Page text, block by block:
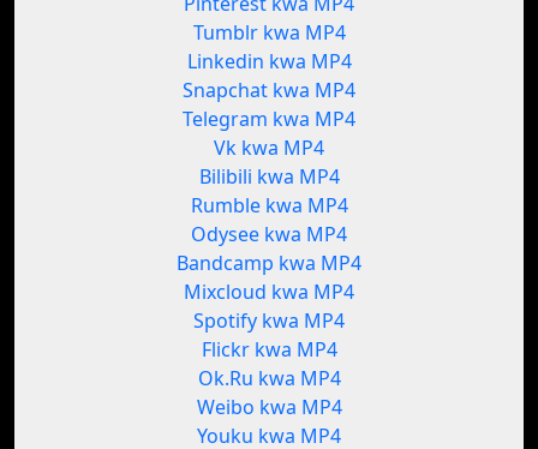
Tumblr kwa MP4
Linkedin kwa MP4
Snapchat kwa MP4
Telegram kwa MP4
Vk kwa MP4
Bilibili kwa MP4
Rumble kwa MP4
Odysee kwa MP4
Bandcamp kwa MP4
Mixcloud kwa MP4
Spotify kwa MP4
Flickr kwa MP4
Ok.Ru kwa MP4
Weibo kwa MP4
Youku kwa MP4